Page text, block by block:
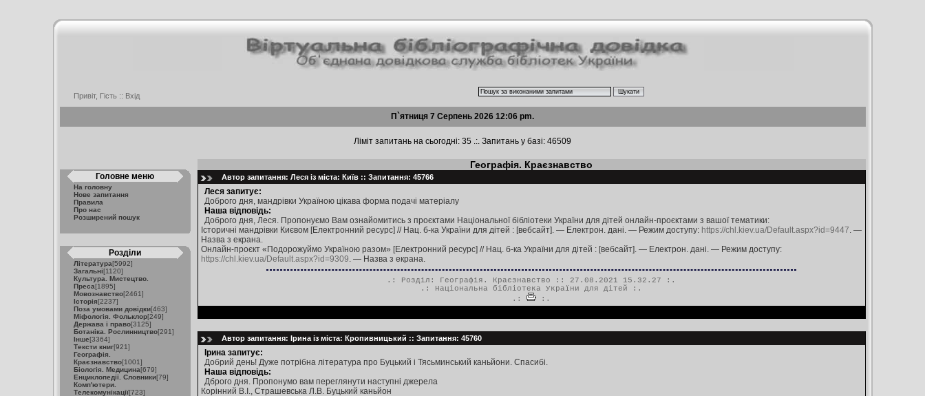
Привіт, Гість :: Вхід
П`ятниця 7 Серпень 2026 12:06 pm.
Ліміт запитань на сьогодні: 35 .:. Запитань у базі: 46509
Головне меню
На головну
Нове запитання
Правила
Про нас
Розширений пошук
Розділи
Література[5992]
Загальні[1120]
Культура. Мистецтво.
Преса[1895]
Мовознавство[2461]
Історія[2237]
Поза умовами довідки[463]
Міфологія. Фольклор[249]
Держава і право[3125]
Ботаніка. Рослинництво[291]
Інше[3364]
Тексти книг[921]
Географія.
Краєзнавство[1001]
Біологія. Медицина[679]
Енциклопедії. Словники[79]
Комп'ютери.
Телекомунікації[723]
Географія. Краєзнавство
Автор запитання: Леся із міста: Київ :: Запитання: 45766
Леся запитує:
Доброго дня, мандрівки Україною цікава форма подачі матеріалу
Наша відповідь:
Доброго дня, Леся. Пропонуємо Вам ознайомитись з проєктами Національної бібліотеки України для дітей онлайн-проєктами з вашої тематики:
Історичні мандрівки Києвом [Електронний ресурс] // Нац. б-ка України для дітей : [вебсайт]. — Електрон. дані. — Режим доступу: https://chl.kiev.ua/Default.aspx?id=9447. —
Назва з екрана.
Онлайн-проєкт «Подорожуймо Україною разом» [Електронний ресурс] // Нац. б-ка України для дітей : [вебсайт]. — Електрон. дані. — Режим доступу:
https://chl.kiev.ua/Default.aspx?id=9309. — Назва з екрана.
.: Розділ: Географія. Краєзнавство :: 27.08.2021 15.32.27 :.
.: Національна бібліотека України для дітей :.
.:
:.
Автор запитання: Ірина із міста: Кропивницький :: Запитання: 45760
Ірина запитує:
Добрий день! Дуже потрібна література про Буцький і Тясьминський каньйони. Спасибі.
Наша відповідь:
Дброго дня. Пропонумо вам переглянути наступні джерела
Корінний В.І., Страшевська Л.В. Буцький каньйон